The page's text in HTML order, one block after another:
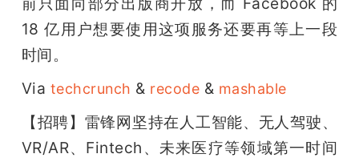
18 亿用户想要使用这项服务还要再等上一段
时间。
Via techcrunch & recode & mashable
【招聘】雷锋网坚持在人工智能、无人驾驶、
VR/AR、Fintech、未来医疗等领域第一时间